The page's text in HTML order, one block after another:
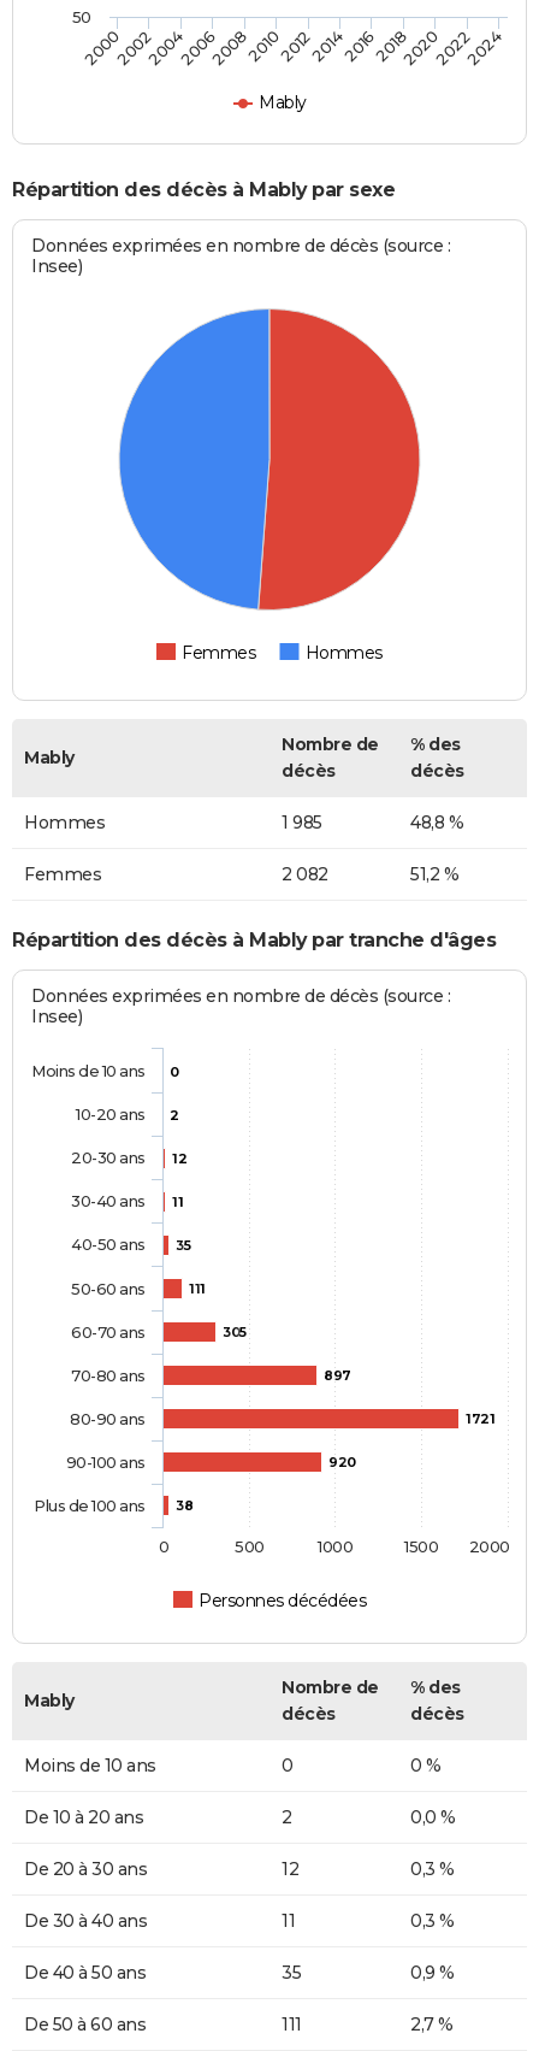
Mably
2000200220042006200820102012201420162018202020222024
50
Répartition des décès à Mably par sexe
Données exprimées en nombre de décès (source :
Insee)
Femmes Hommes
Mably
Nombre de
décès
% des
décès
Hommes 1 985 48,8 %
Femmes 2 082 51,2 %
Répartition des décès à Mably par tranche d'âges
Données exprimées en nombre de décès (source :
Insee)
0
2
12
11
35
111
305
897
1721
920
38
Personnes décédées
Moins de 10 ans
10-20 ans
20-30 ans
30-40 ans
40-50 ans
50-60 ans
60-70 ans
70-80 ans
80-90 ans
90-100 ans
Plus de 100 ans
0 500 1000 1500 2000
Mably
Nombre de
décès
% des
décès
Moins de 10 ans 0 0 %
De 10 à 20 ans 2 0,0 %
De 20 à 30 ans 12 0,3 %
De 30 à 40 ans 11 0,3 %
De 40 à 50 ans 35 0,9 %
De 50 à 60 ans 111 2,7 %